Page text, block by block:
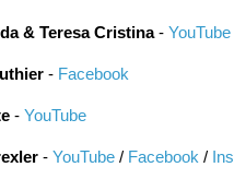
& Teresa Cristina- YouTube
- Facebook
- YouTube
- YouTube / Facebook /